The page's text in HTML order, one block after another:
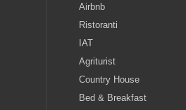
Airbnb
Ristoranti
IAT
Agriturist
Country House
Bed & Breakfast